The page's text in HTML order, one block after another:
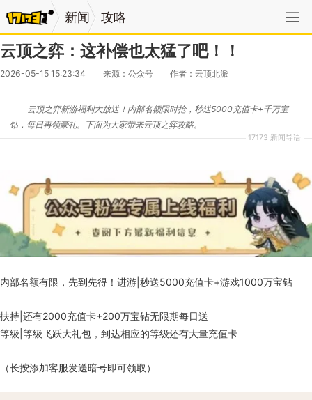
新闻 攻略
云顶之弈：这补偿也太猛了吧！！
2026-05-15 15:23:34 来源：公众号 作者：云顶北派
17173 新闻导语
云顶之弈新游福利大放送！内部名额限时抢，秒送5000充值卡+千万宝
钻，每日再领豪礼。下面为大家带来云顶之弈攻略。
内部名额有限，先到先得！进游|秒送5000充值卡+游戏1000万宝钻
扶持|还有2000充值卡+200万宝钻无限期每日送
等级|等级飞跃大礼包，到达相应的等级还有大量充值卡
（长按添加客服发送暗号即可领取）